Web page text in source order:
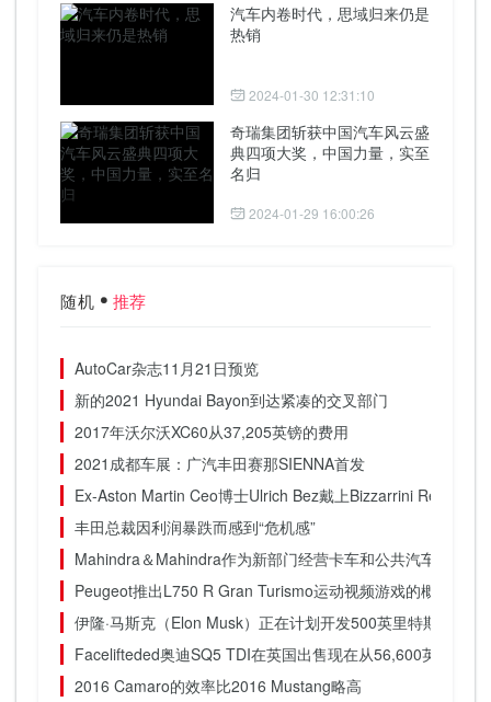
汽车内卷时代，思域归来仍是
热销
2024-01-30 12:31:10
奇瑞集团斩获中国汽车风云盛
典四项大奖，中国力量，实至
名归
2024-01-29 16:00:26
随机 推荐
AutoCar杂志11月21日预览
新的2021 Hyundai Bayon到达紧凑的交叉部门
2017年沃尔沃XC60从37,205英镑的费用
2021成都车展：广汽丰田赛那SIENNA首发
Ex-Aston Martin Ceo博士Ulrich Bez戴上Bizzarrini Revival
丰田总裁因利润暴跌而感到“危机感”
Mahindra＆Mahindra作为新部门经营卡车和公共汽车业务
Peugeot推出L750 R Gran Turismo运动视频游戏的概念
伊隆·马斯克（Elon Musk）正在计划开发500英里特斯拉（
Facelifteded奥迪SQ5 TDI在英国出售现在从56,600英镑
2016 Camaro的效率比2016 Mustang略高